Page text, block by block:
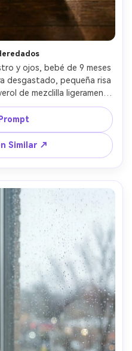
y ojos, bebé de 9 meses
desgastado, pequeña risa
de mezclilla ligeramente
manga larga, una tira un
fondo: sala iluminada por
de hora dorada con
35mm f/1.4, ángulo bajo
natural, color tipo película,
detalle --ar 4:5
Similar ↗